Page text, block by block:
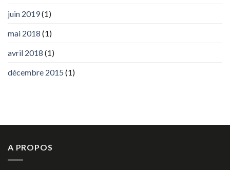
juin 2019(1)
mai 2018 (1)
avril 2018 (1)
décembre 2015 (1)
A PROPOS